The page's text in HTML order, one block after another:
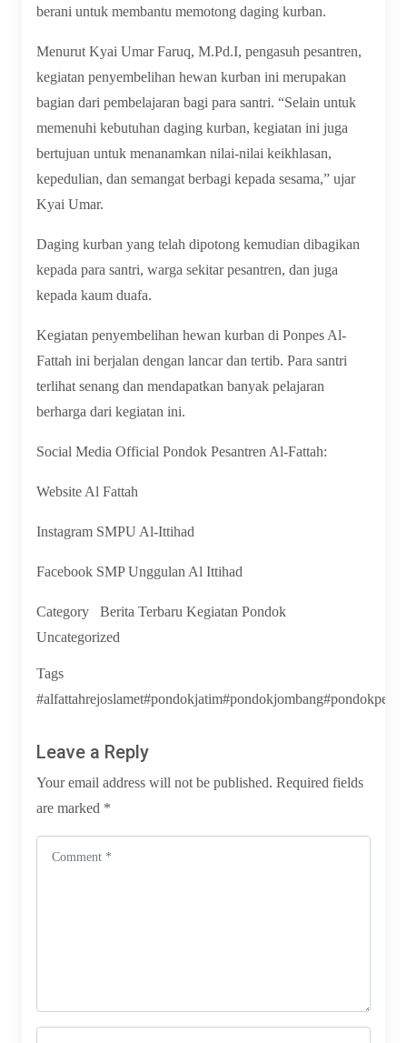
berani untuk membantu memotong daging kurban.
Menurut Kyai Umar Faruq, M.Pd.I, pengasuh pesantren,
kegiatan penyembelihan hewan kurban ini merupakan
bagian dari pembelajaran bagi para santri. “Selain untuk
memenuhi kebutuhan daging kurban, kegiatan ini juga
bertujuan untuk menanamkan nilai-nilai keikhlasan,
kepedulian, dan semangat berbagi kepada sesama,” ujar
Kyai Umar.
Daging kurban yang telah dipotong kemudian dibagikan
kepada para santri, warga sekitar pesantren, dan juga
kepada kaum duafa.
Kegiatan penyembelihan hewan kurban di Ponpes Al-
Fattah ini berjalan dengan lancar dan tertib. Para santri
terlihat senang dan mendapatkan banyak pelajaran
berharga dari kegiatan ini.
Social Media Official Pondok Pesantren Al-Fattah:
Website Al Fattah
Instagram SMPU Al-Ittihad
Facebook SMP Unggulan Al Ittihad
Category Berita Terbaru Kegiatan Pondok
Uncategorized
Tags
Leave a Reply
Your email address will not be published. Required fields
are marked *